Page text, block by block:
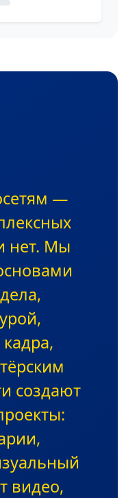
—
нет. Мы
создают
видео,